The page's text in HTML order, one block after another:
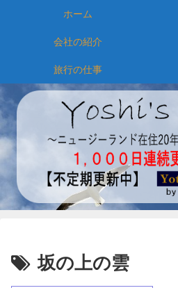
ホーム
会社の紹介
旅行の仕事
坂の上の雲